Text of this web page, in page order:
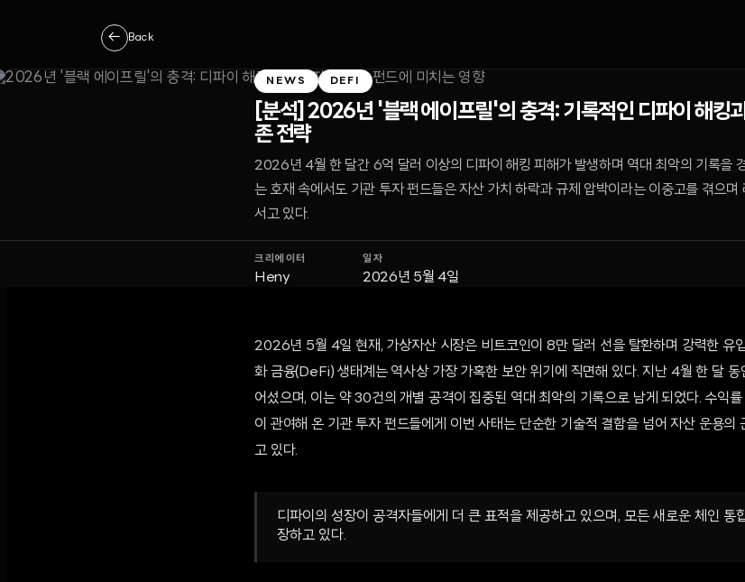
← Back
NEWS DEFI
[분석] 2026년 '블랙 에이프릴'의 충격: 기록적인 디파이 해킹
존 전략
2026년 4월 한 달간 6억 달러 이상의 디파이 해킹 피해가 발생하며 역대 최악의 기록을
는 호재 속에서도 기관 투자 펀드들은 자산 가치 하락과 규제 압박이라는 이중고를 겪으
서고 있다.
크리에이터
Heny
일자
2026년 5월 4일
2026년 5월 4일 현재, 가상자산 시장은 비트코인이 8만 달러 선을 탈환하며 강력한 유
화 금융(DeFi) 생태계는 역사상 가장 가혹한 보안 위기에 직면해 있다. 지난 4월 한 달
어섰으며, 이는 약 30건의 개별 공격이 집중된 역대 최악의 기록으로 남게 되었다. 수익
이 관여해 온 기관 투자 펀드들에게 이번 사태는 단순한 기술적 결함을 넘어 자산 운용의
고 있다.
디파이의 성장이 공격자들에게 더 큰 표적을 제공하고 있으며, 모든 새로운 체인 통
장하고 있다.